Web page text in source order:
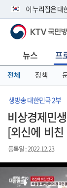
이 누리집은 대
공식 누리집 주
니다.
이밖에 or.kr 또
서 도메인 주소
KTV 국민방송
뉴스 프
전체 정책
생방송 대한민국 2부
비상경제민
[외신에 비
등록일 : 2022.12.23